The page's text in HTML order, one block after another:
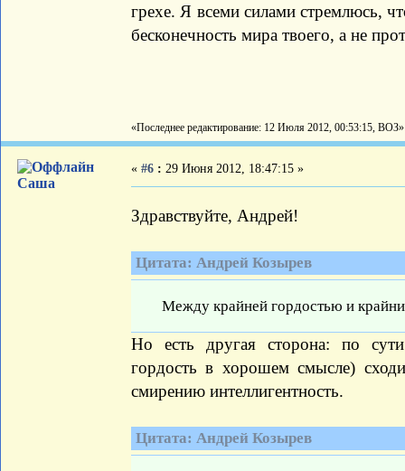
грехе. Я всеми силами стремлюсь,
бесконечность мира твоего, а не
«Последнее редактирование: 12 Июля 2012, 00:53:15, ВОЗ»
Саша
« #6 : 29 Июня 2012, 18:47:15 »
Здравствуйте, Андрей!
Цитата: Андрей Козырев
Между крайней гордостью и
Но есть другая сторона: по сути
гордость в хорошем смысле)
смирению интеллигентность.
Цитата: Андрей Козырев